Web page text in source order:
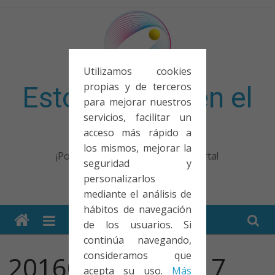
Utilizamos cookies
propias y de terceros
para mejorar nuestros
servicios, facilitar un
acceso más rápido a
los mismos, mejorar la
seguridad y
personalizarlos
mediante el análisis de
hábitos de navegación
de los usuarios. Si
continúa navegando,
consideramos que
acepta su uso. Más
Esto no entra en el
examen
¡Porque no solo el examen importa!
20160103_174817